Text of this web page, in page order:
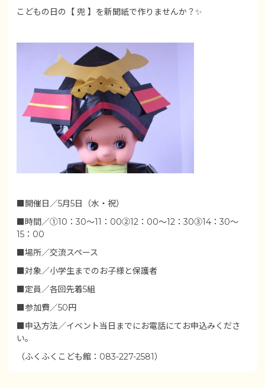
こどもの日の【 兜 】を新聞紙で作りませんか？✨
■開催日／5月5日（水・祝）
■時間／①10：30～11：00②12：00～12：30③14：30～
15：00
■場所／交流スペース
■対象／小学生までのお子様と保護者
■定員／各回先着5組
■参加費／50円
■申込方法／イベント当日までにお電話にてお申込みくださ
い。
（ふくふくこども館：083-227-2581）